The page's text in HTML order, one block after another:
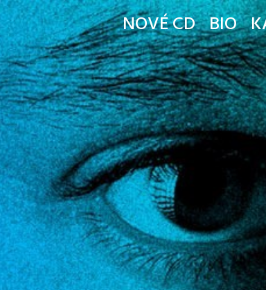
NOVÉ CD BIO